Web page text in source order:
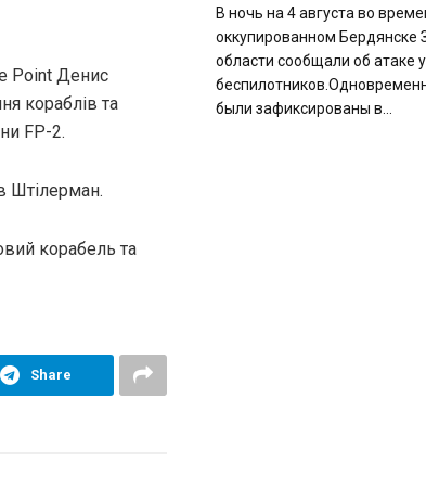
Point Денис
кораблів та
FP-2.
Штілерман.
корабель та
Share
В ночь на 4 августа во
оккупированном Бердянске
области сообщали об атаке
были зафиксированы в...